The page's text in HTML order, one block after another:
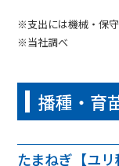
※支出には機械・保守
※当社調べ
播種・育
たまねぎ【ユリ